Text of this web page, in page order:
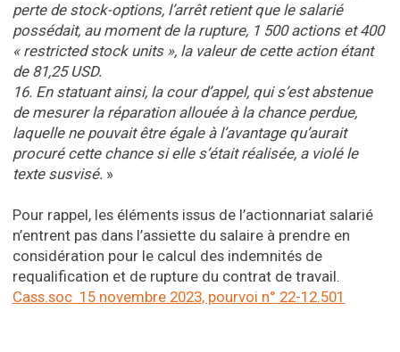
perte de stock-options, l’arrêt retient que le salarié
possédait, au moment de la rupture, 1 500 actions et 400
« restricted stock units », la valeur de cette action étant
de 81,25 USD.
16. En statuant ainsi, la cour d’appel, qui s’est abstenue
de mesurer la réparation allouée à la chance perdue,
laquelle ne pouvait être égale à l’avantage qu’aurait
procuré cette chance si elle s’était réalisée, a violé le
texte susvisé. »
Pour rappel, les éléments issus de l’actionnariat salarié
n’entrent pas dans l’assiette du salaire à prendre en
considération pour le calcul des indemnités de
requalification et de rupture du contrat de travail.
Cass.soc 15 novembre 2023, pourvoi n° 22-12.501